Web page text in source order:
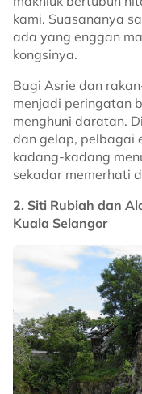
kami. Suasananya
ada yang enggan
kongsinya.
Bagi Asrie dan
menjadi peringatan
menghuni daratan.
dan gelap, pelbagai
kadang-kadang
sekadar memerhati
2. Siti Rubiah dan
Kuala Selangor